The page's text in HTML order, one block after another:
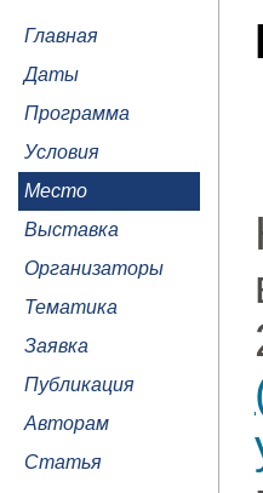
Главная
Даты
Программа
Условия
Место
Выставка
Организаторы
Тематика
Заявка
Публикация
Авторам
Статья